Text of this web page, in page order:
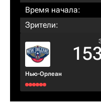
Время начала:
Зрители:
Нью-Орлеан